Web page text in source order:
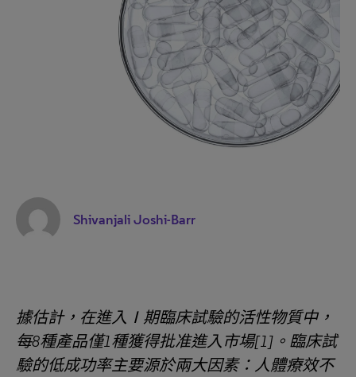
Shivanjali Joshi-Barr
據估計，在進入Ⅰ期臨床試驗的活性物質中，
每8種產品僅1種獲得批准進入市場[1]。臨床試
驗的低成功率主要源於兩大因素：人體療效不